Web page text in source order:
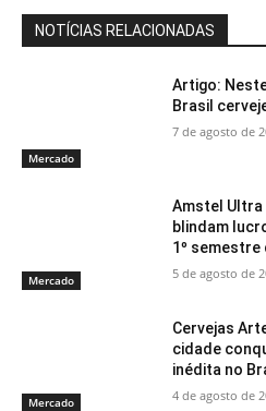
NOTÍCIAS RELACIONADAS
Mercado
Artigo:
Brasil
7 de agosto de
Mercado
Amstel Ultra
blindam
1º semestre
5 de agosto de
Mercado
Cervejas
cidade
inédita no
4 de agosto de